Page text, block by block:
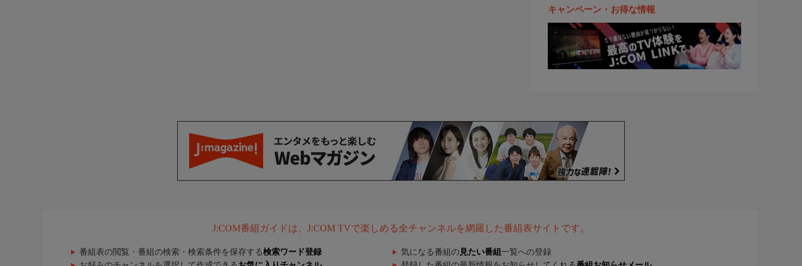
キャンペーン・お得な情報
J:COM番組ガイドは、J:COM TVで楽しめる全チャンネルを網羅した番組表サイトです。
番組表の閲覧・番組の検索・検索条件を保存する検索ワード登録 気になる番組の 見たい番組 一覧への登録